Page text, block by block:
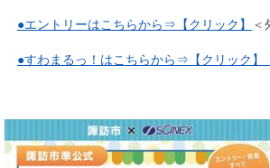
●エントリーはこちらから⇒【クリック】 ＜
●すわまるっ！はこちらから⇒【クリック】